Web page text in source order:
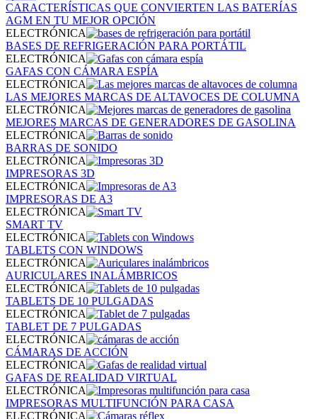
CARACTERÍSTICAS QUE CONVIERTEN LAS BATERÍAS
AGM EN TU MEJOR OPCIÓN
ELECTRÓNICA
BASES DE REFRIGERACIÓN PARA PORTÁTIL
ELECTRÓNICA
GAFAS CON CÁMARA ESPÍA
ELECTRÓNICA
LAS MEJORES MARCAS DE ALTAVOCES DE COLUMNA
ELECTRÓNICA
MEJORES MARCAS DE GENERADORES DE GASOLINA
ELECTRÓNICA
BARRAS DE SONIDO
ELECTRÓNICA
IMPRESORAS 3D
ELECTRÓNICA
IMPRESORAS DE A3
ELECTRÓNICA
SMART TV
ELECTRÓNICA
TABLETS CON WINDOWS
ELECTRÓNICA
AURICULARES INALÁMBRICOS
ELECTRÓNICA
TABLETS DE 10 PULGADAS
ELECTRÓNICA
TABLET DE 7 PULGADAS
ELECTRÓNICA
CÁMARAS DE ACCIÓN
ELECTRÓNICA
GAFAS DE REALIDAD VIRTUAL
ELECTRÓNICA
IMPRESORAS MULTIFUNCIÓN PARA CASA
ELECTRÓNICA